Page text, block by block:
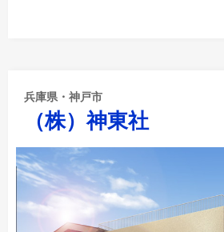
兵庫県・神戸市
（株）神東社